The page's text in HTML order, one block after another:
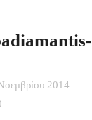
2014